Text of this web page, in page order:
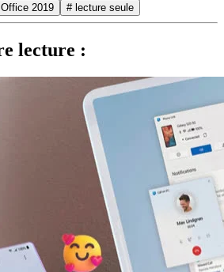
2019 # lecture seule
lecture :